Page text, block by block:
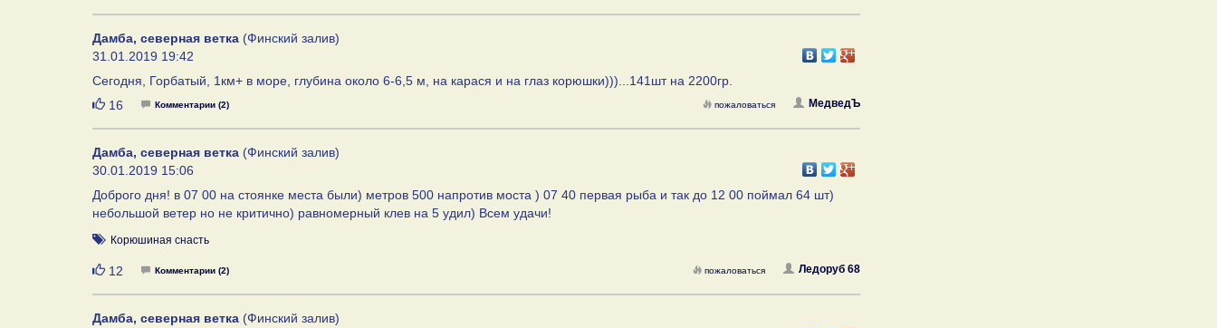
Дамба, северная ветка (Финский залив)
31.01.2019 19:42
Сегодня, Горбатый, 1км+ в море, глубина около 6-6,5 м, на карася и на глаз корюшки)))...141шт на 2200гр.
Нравится
16 Комментарии (2) МедведЪ
пожаловаться
Дамба, северная ветка (Финский залив)
30.01.2019 15:06
Доброго дня! в 07 00 на стоянке места были) метров 500 напротив моста ) 07 40 первая рыба и так до 12 00 поймал 64 шт)
небольшой ветер но не критично) равномерный клев на 5 удил) Всем удачи!
Корюшиная снасть
Нравится
12 Комментарии (2) Ледоруб 68
пожаловаться
Дамба, северная ветка (Финский залив)